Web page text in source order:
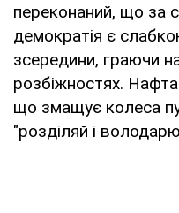
переконаний, що за
демократія є
зсередини, граючи
розбіжностях.
що змащує колеса
"розділяй і